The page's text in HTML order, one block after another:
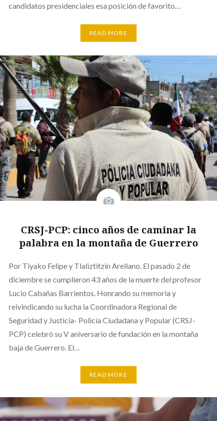
candidatos presidenciales esa posición de favorito…
READ MORE
CRSJ-PCP: cinco años de caminar la
palabra en la montaña de Guerrero
Por Tiyako Felipe y Tlaliztitzin Arellano. El pasado 2 de
diciembre se cumplieron 43 años de la muerte del profesor
Lucio Cabañas Barrientos. Honrando su memoria y
reivindicando su lucha la Coordinadora Regional de
Seguridad y Justicia- Policía Ciudadana y Popular (CRSJ-
PCP) celebró su V aniversario de fundación en la montaña
baja de Guerrero. El…
READ MORE